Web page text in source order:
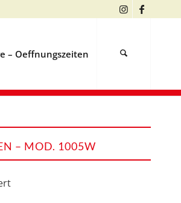
– Oeffnungszeiten
– MOD. 1005W